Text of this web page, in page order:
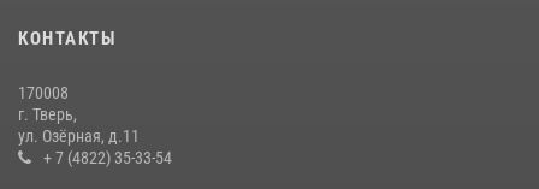
КОНТАКТЫ
170008
г. Тверь,
ул. Озёрная, д.11
+ 7 (4822) 35-33-54